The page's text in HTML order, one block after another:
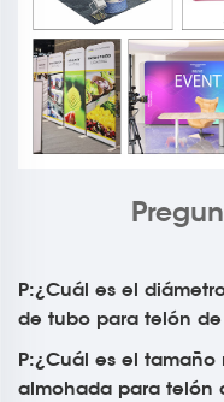
P:¿Cuál es el
de tubo para telón
P:¿Cuál es el
almohada para telón